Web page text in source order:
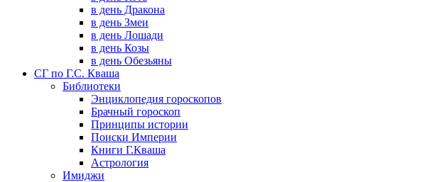
в день Дракона
в день Змеи
в день Лошади
в день Козы
в день Обезьяны
СГ по Г.С. Кваша
Библиотеки
Энциклопедия гороскопов
Брачный гороскоп
Принципы истории
Поиски Империи
Книги Г.Кваша
Астрология
Имиджи